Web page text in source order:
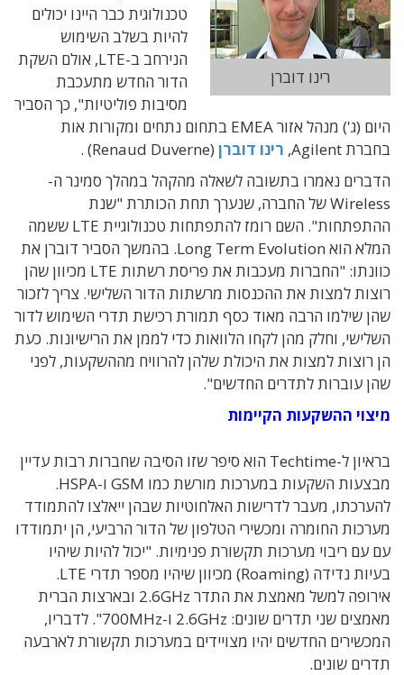
רינו דוברן
טכנולוגית כבר היינו יכולים
להיות בשלב השימוש
הנירחב ב-LTE, אולם השקת
הדור החדש מתעכבת
מסיבות פוליטיות", כך הסביר
היום (ג') מנהל אזור EMEA בתחום נתחים ומקורות אות
בחברת Agilent,
רינו דוברן (Renaud Duverne) .
הדברים נאמרו בתשובה לשאלה מהקהל במהלך סמינר ה-
Wireless של החברה, שנערך תחת הכותרת "שנת
ההתפתחות". השם רומז להתפתחות טכנולוגיית LTE ששמה
המלא הוא Long Term Evolution. בהמשך הסביר דוברן את
כוונתו: "החברות מעכבות את פריסת רשתות LTE מכיוון שהן
רוצות למצות את ההכנסות מרשתות הדור השלישי. צריך לזכור
שהן שילמו הרבה מאוד כסף תמורת רכישת תדרי השימוש לדור
השלישי, וחלק מהן לקחו הלוואות כדי לממן את הרישיונות. כעת
הן רוצות למצות את היכולת שלהן להרוויח מההשקעות, לפני
שהן עוברות לתדרים החדשים".
מיצוי ההשקעות הקיימות
בראיון ל-Techtime הוא סיפר שזו הסיבה שחברות רבות עדיין
מבצעות השקעות במערכות מורשת כמו GSM ו-HSPA.
להערכתו, מעבר לדרישות האלחוטיות שבהן ייאלצו להתמודד
מערכות החומרה ומכשירי הטלפון של הדור הרביעי, הן יתמודדו
עם עם ריבוי מערכות תקשורת פנימיות. "יכול להיות שיהיו
בעיות נדידה (Roaming) מכיוון שיהיו מספר תדרי LTE.
אירופה למשל מאמצת את התדר 2.6GHz ובארצות הברית
מאמצים שני תדרים שונים: 2.6GHz ו-700MHz". לדבריו,
המכשירים החדשים יהיו מצויידים במערכות תקשורת לארבעה
תדרים שונים.